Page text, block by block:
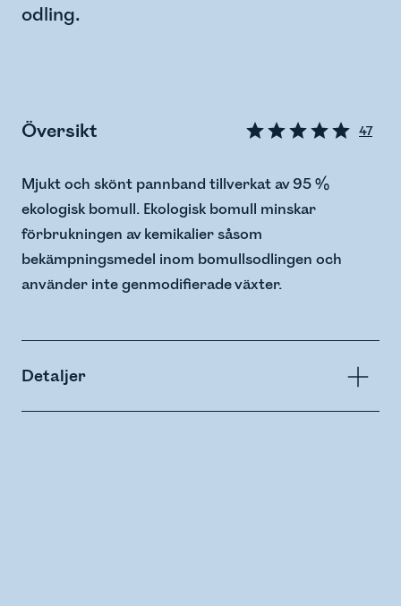
odling.
Översikt 47
Mjukt och skönt pannband tillverkat av 95 %
ekologisk bomull. Ekologisk bomull minskar
förbrukningen av kemikalier såsom
bekämpningsmedel inom bomullsodlingen och
använder inte genmodifierade växter.
Detaljer